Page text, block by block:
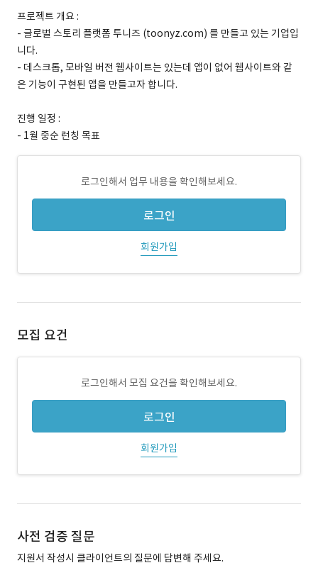
프로젝트 개요 :
- 글로벌 스토리 플랫폼 투니즈 (toonyz.com) 를 만들고 있는 기업입
니다.
- 데스크톱, 모바일 버전 웹사이트는 있는데 앱이 없어 웹사이트와 같
은 기능이 구현된 앱을 만들고자 합니다.
진행 일정 :
- 1월 중순 런칭 목표
로그인해서 업무 내용을 확인해보세요.
로그인
회원가입
모집 요건
로그인해서 모집 요건을 확인해보세요.
로그인
회원가입
사전 검증 질문
지원서 작성시 클라이언트의 질문에 답변해 주세요.